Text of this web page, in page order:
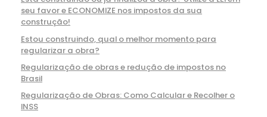
seu favor e ECONOMIZE nos impostos da sua
construção!
Estou construindo, qual o melhor momento para
regularizar a obra?
Regularização de obras e redução de impostos no
Brasil
Regularização de Obras: Como Calcular e Recolher o
INSS